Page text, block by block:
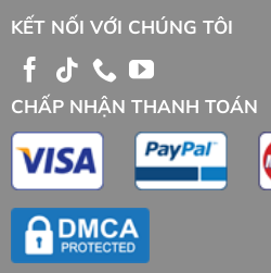
KẾT NỐI VỚI CHÚNG TÔI
CHẤP NHẬN THANH TOÁN